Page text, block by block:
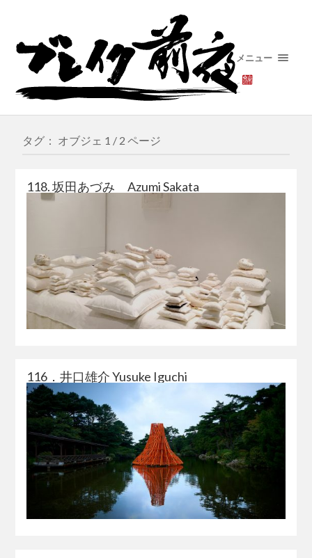
メニュー
タグ： オブジェ 1 / 2 ページ
118. 坂田あづみ Azumi Sakata
116．井口雄介 Yusuke Iguchi